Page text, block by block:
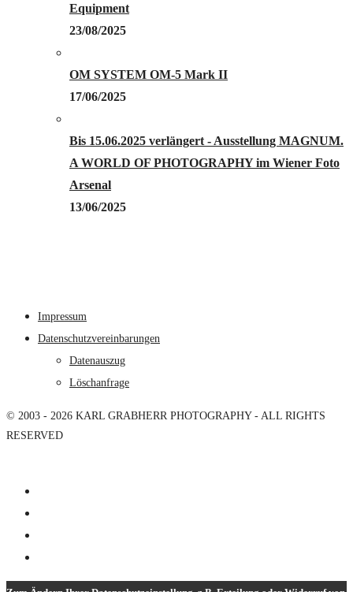
Equipment
23/08/2025
OM SYSTEM OM-5 Mark II
17/06/2025
Bis 15.06.2025 verlängert - Ausstellung MAGNUM.
A WORLD OF PHOTOGRAPHY im Wiener Foto
Arsenal
13/06/2025
Impressum
Datenschutzvereinbarungen
Datenauszug
Löschanfrage
© 2003 - 2026 KARL GRABHERR PHOTOGRAPHY - ALL RIGHTS
RESERVED